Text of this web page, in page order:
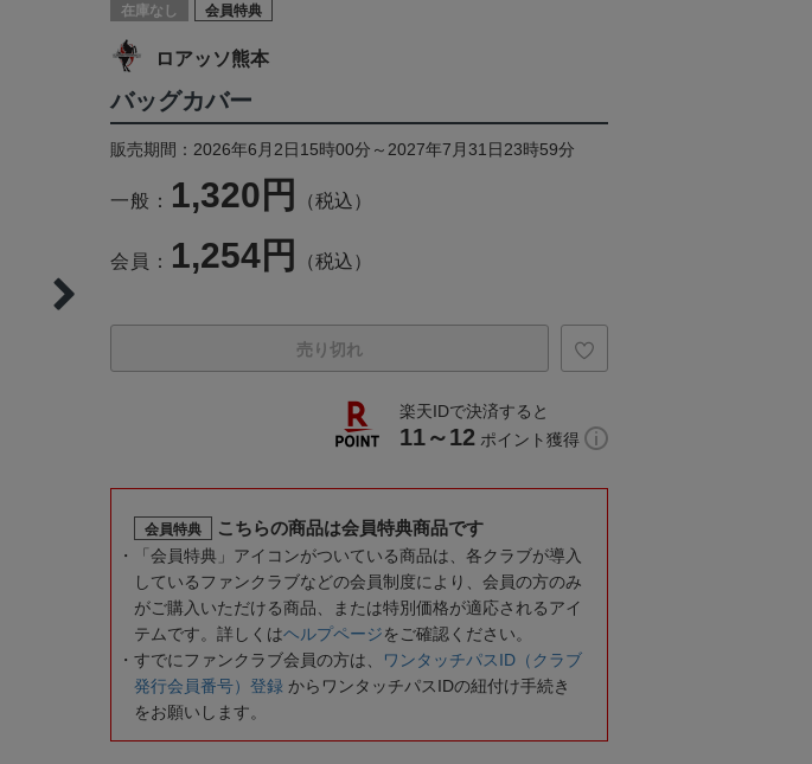
在庫なし 会員特典
ロアッソ熊本
バッグカバー
販売期間：2026年6月2日15時00分～2027年7月31日23時59分
一般： 1,320円 （税込）
会員： 1,254円 （税込）
売り切れ
楽天IDで決済すると
11～12 ポイント獲得
会員特典 こちらの商品は会員特典商品です
「会員特典」アイコンがついている商品は、各クラブが導入
しているファンクラブなどの会員制度により、会員の方のみ
がご購入いただける商品、または特別価格が適応されるアイ
テムです。詳しくはヘルプページをご確認ください。
すでにファンクラブ会員の方は、
ワンタッチパスID（クラブ
発行会員番号）登録 からワンタッチパスIDの紐付け手続き
をお願いします。